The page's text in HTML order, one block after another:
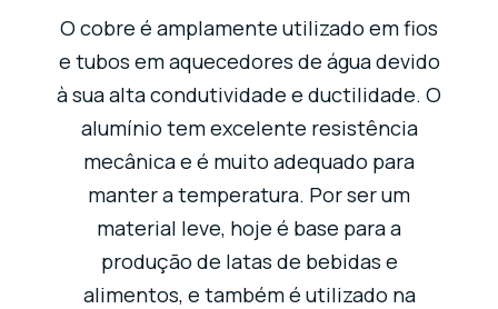
O cobre é amplamente utilizado em fios
e tubos em aquecedores de água devido
à sua alta condutividade e ductilidade. O
alumínio tem excelente resistência
mecânica e é muito adequado para
manter a temperatura. Por ser um
material leve, hoje é base para a
produção de latas de bebidas e
alimentos, e também é utilizado na